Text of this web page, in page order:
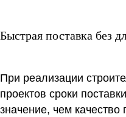
Быстрая поставка без
При реализации
проектов сроки
значение, чем